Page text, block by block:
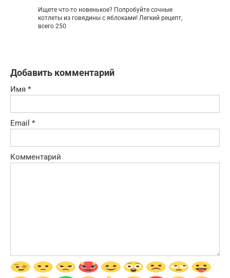
Ищете что-то новенькое? Попробуйте сочные
котлеты из говядины с яблоками! Легкий рецепт,
всего 250
Добавить комментарий
Имя *
Email *
Комментарий